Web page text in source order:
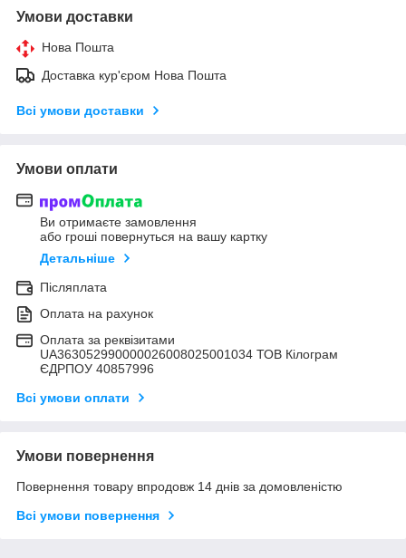
Умови доставки
Нова Пошта
Доставка кур'єром Нова Пошта
Всі умови доставки
Умови оплати
Ви отримаєте замовлення
або гроші повернуться на вашу картку
Детальніше
Післяплата
Оплата на рахунок
Оплата за реквізитами
UA363052990000026008025001034 ТОВ Кілограм
ЄДРПОУ 40857996
Всі умови оплати
Умови повернення
Повернення товару впродовж 14 днів за домовленістю
Всі умови повернення